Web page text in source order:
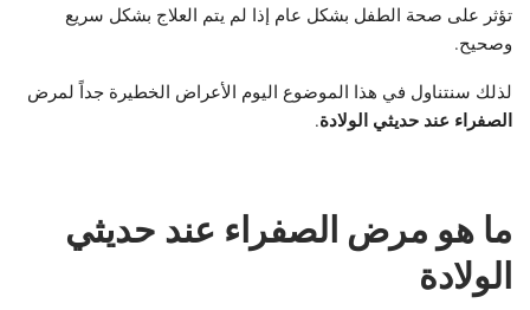
تؤثر على صحة الطفل بشكل عام إذا لم يتم العلاج بشكل سريع
وصحيح.
لذلك سنتناول في هذا الموضوع اليوم الأعراض الخطيرة جداً لمرض
الصفراء عند حديثي الولادة.
ما هو مرض الصفراء عند حديثي
الولادة